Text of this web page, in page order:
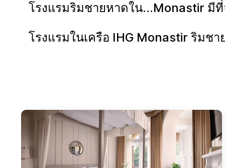
โรงแรมริมชายหาดใน...Monastir มี
โรงแรมในเครือ IHG Monastir ริมช